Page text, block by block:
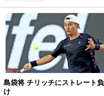
島袋将 チリッチにストレート負
け